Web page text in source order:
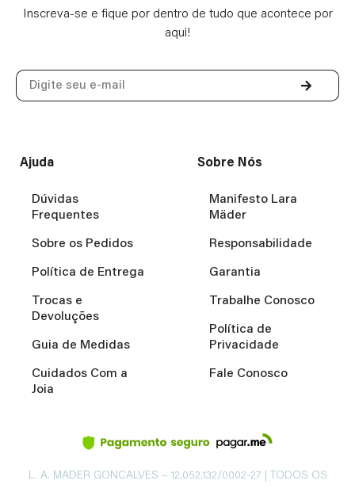
Inscreva-se e fique por dentro de tudo que acontece por
aqui!
Ajuda
Dúvidas
Frequentes
Sobre os Pedidos
Política de Entrega
Trocas e
Devoluções
Guia de Medidas
Cuidados Com a
Joia
Sobre Nós
Manifesto Lara
Mäder
Responsabilidade
Garantia
Trabalhe Conosco
Política de
Privacidade
Fale Conosco
L. A. MADER GONCALVES – 12.052.132/0002-27 | TODOS OS